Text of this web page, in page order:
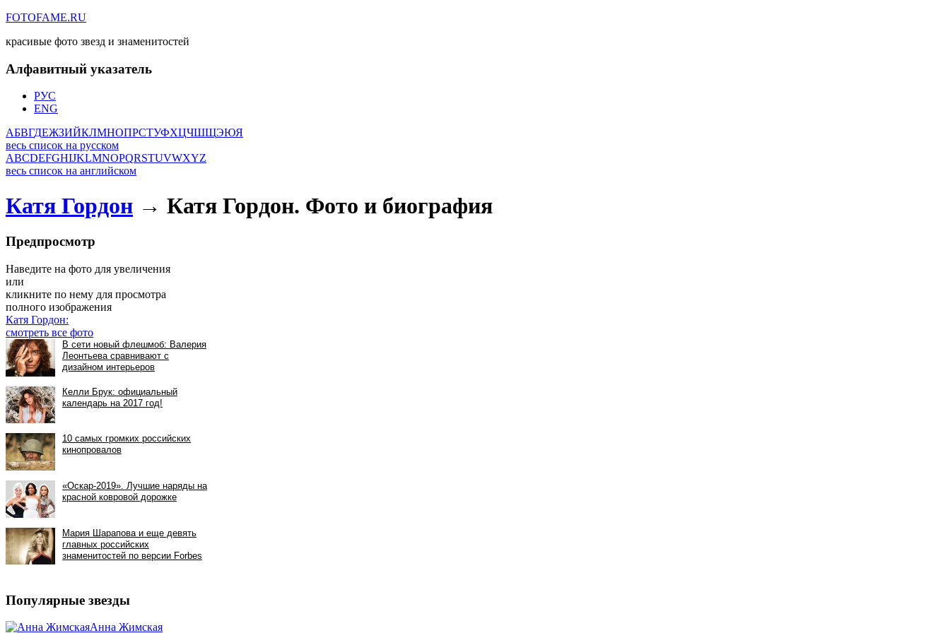
FOTOFAME.RU
красивые фото звезд и знаменитостей
Алфавитный указатель
РУС
ENG
АБВГДЕЖЗИЙКЛМНОПРСТУФХЦЧШЩЭЮЯ
весь список на русском
ABCDEFGHIJKLMNOPQRSTUVWXYZ
весь список на английском
Катя Гордон → Катя Гордон. Фото и биография
Предпросмотр
Наведите на фото для увеличения
или
кликните по нему для просмотра
полного изображения
Катя Гордон:
смотреть все фото
Популярные звезды
Анна Жимская